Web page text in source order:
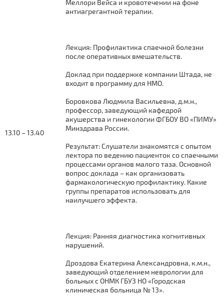
Меллори Вейса и кровотечении на фоне
антиагрегантной терапии.
13.10 – 13.40
Лекция: Профилактика спаечной болезни
после оперативных вмешательств.
Доклад при поддержке компании Штада, не
входит в программу для НМО.
Боровкова Людмила Васильевна, д.м.н.,
профессор, заведующий кафедрой
акушерства и гинекологии ФГБОУ ВО «ПИМУ»
Минздрава России.
Результат: Слушатели знакомятся с опытом
лектора по ведению пациенток со спаечными
процессами органов малого таза. Основной
вопрос доклада – как организовать
фармакологическую профилактику. Какие
группы препаратов использовать для
наилучшего эффекта.
Лекция: Ранняя диагностика когнитивных
нарушений.
Дроздова Екатерина Александровна, к.м.н.,
заведующий отделением неврологии для
больных с ОНМК ГБУЗ НО «Городская
клиническая больница № 13».